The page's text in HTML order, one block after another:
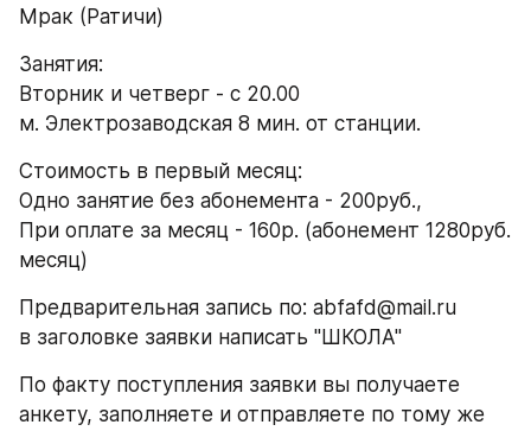
Мрак (Ратичи)
Занятия:
Вторник и четверг - с 20.00
м. Электрозаводская 8 мин. от станции.
Стоимость в первый месяц:
Одно занятие без абонемента - 200руб.,
При оплате за месяц - 160р. (абонемент 1280руб.
месяц)
Предварительная запись по: abfafd@mail.ru
в заголовке заявки написать "ШКОЛА"
По факту поступления заявки вы получаете
анкету, заполняете и отправляете по тому же